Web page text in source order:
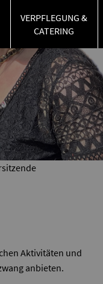
Aktivitäten und
anbieten.
VERPFLEGUNG &
CATERING